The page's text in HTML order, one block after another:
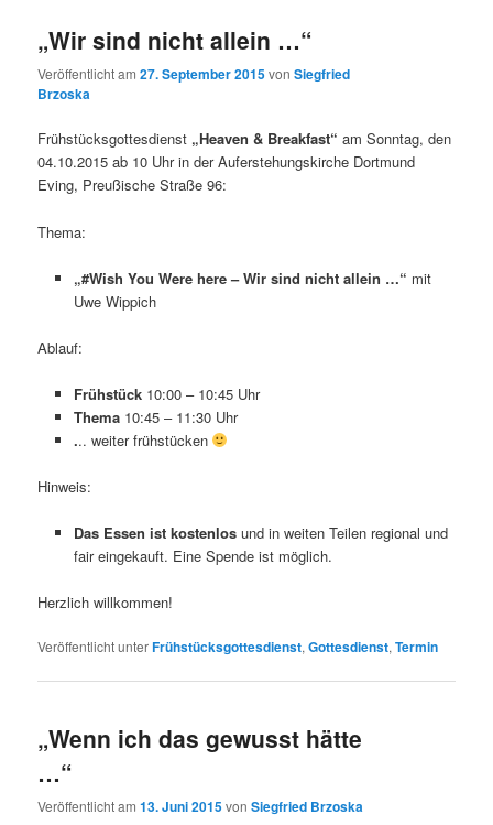
„Wir sind nicht allein …“
Veröffentlicht am27. September 2015vonSiegfried
Brzoska
Frühstücksgottesdienst „Heaven & Breakfast“ am Sonntag, den
04.10.2015 ab 10 Uhr in der Auferstehungskirche Dortmund
Eving, Preußische Straße 96:
Thema:
„#Wish You Were here – Wir sind nicht allein …“ mit
Uwe Wippich
Ablauf:
Frühstück 10:00 – 10:45 Uhr
Thema10:45 – 11:30 Uhr
... weiter frühstücken
Hinweis:
Das Essen ist kostenlos und in weiten Teilen regional und
fair eingekauft. Eine Spende ist möglich.
Herzlich willkommen!
Veröffentlicht unterFrühstücksgottesdienst,Gottesdienst,Termin
„Wenn ich das gewusst hätte
…“
Veröffentlicht am13. Juni 2015vonSiegfried Brzoska